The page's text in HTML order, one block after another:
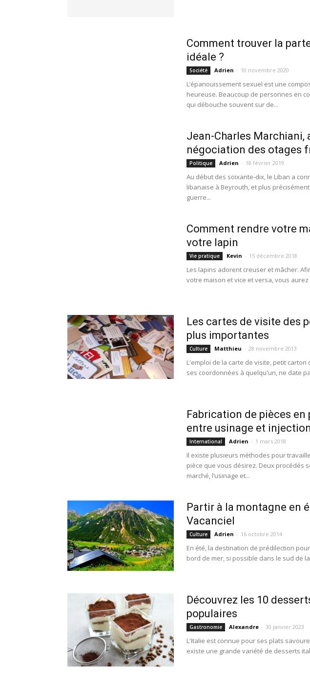
Comment trouver la
idéale ?
Société Adrien - 10 novembre 2020
L’épanouissement sexuel est une
heureuse. Beaucoup de personnes en
qui débouche souvent sur de...
Jean-Charles Marchiani,
négociation des otages
Politique Adrien - 18 février 2019
Au début des soixante-dix, le Liban a
libanaise à Beyrouth, et plus
guerre...
Comment rendre votre
votre lapin
Vie pratique Kevin - 15 décembre 2018
Les lapins adorent creuser et mâcher.
votre maison et vice et versa, vous aurez
Les cartes de visite des
plus importantes
Culture Matthieu - 28 novembre 2013
L'emploi de la carte de visite, petit
ses coordonnées à quelqu'un, ne date
Fabrication de pièces
entre usinage et injection
International Adrien - 1 mars 2018
Il existe plusieurs méthodes pour
pièce que vous désirez. Deux procédés
marché, l’usinage et...
Partir à la montagne en
Vacanciel
Culture Adrien - 16 octobre 2014
En été, la destination de prédilection
bord de mer, si possible dans le sud de la
Découvrez les 10
populaires
Gastronomie Alexandre - 30 janvier 2023
L'Italie est connue pour ses plats
existe une grande variété de desserts